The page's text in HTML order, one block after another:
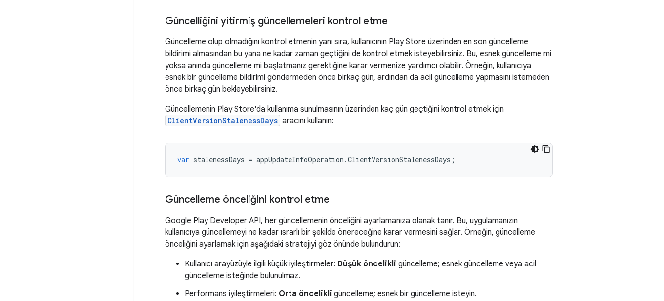
Güncelliğini yitirmiş güncellemeleri kontrol etme
Güncelleme olup olmadığını kontrol etmenin yanı sıra, kullanıcının Play Store üzerinden en son güncelleme
bildirimi almasından bu yana ne kadar zaman geçtiğini de kontrol etmek isteyebilirsiniz. Bu, esnek güncelleme mi
yoksa anında güncelleme mi başlatmanız gerektiğine karar vermenize yardımcı olabilir. Örneğin, kullanıcıya
esnek bir güncelleme bildirimi göndermeden önce birkaç gün, ardından da acil güncelleme yapmasını istemeden
önce birkaç gün bekleyebilirsiniz.
Güncellemenin Play Store'da kullanıma sunulmasının üzerinden kaç gün geçtiğini kontrol etmek için
ClientVersionStalenessDays aracını kullanın:
var stalenessDays = appUpdateInfoOperation .ClientVersionStalenessDays ;
Güncelleme önceliğini kontrol etme
Google Play Developer API, her güncellemenin önceliğini ayarlamanıza olanak tanır. Bu, uygulamanızın
kullanıcıya güncellemeyi ne kadar ısrarlı bir şekilde önereceğine karar vermesini sağlar. Örneğin, güncelleme
önceliğini ayarlamak için aşağıdaki stratejiyi göz önünde bulundurun:
Kullanıcı arayüzüyle ilgili küçük iyileştirmeler: Düşük öncelikli güncelleme; esnek güncelleme veya acil
güncelleme isteğinde bulunulmaz.
Performans iyileştirmeleri: Orta öncelikli güncelleme; esnek bir güncelleme isteyin.